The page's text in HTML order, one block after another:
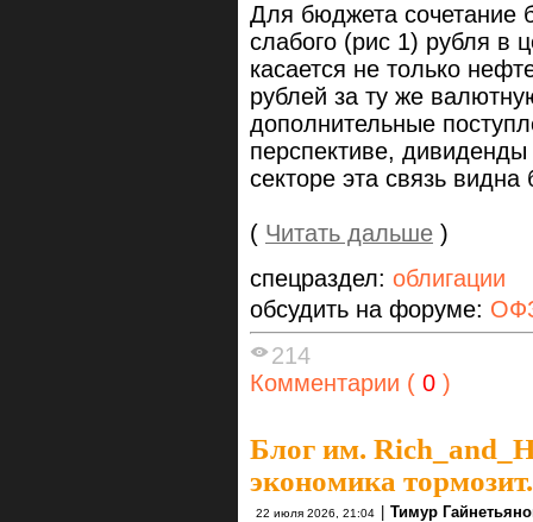
Для бюджета сочетание
слабого (рис 1) рубля
касается не только
рублей за ту же
дополнительные
перспективе,
секторе эта связь
( Читать дальше )
спецраздел: облигации
обсудить на форуме:
214
Комментарии ( 0 )
Блог им.
экономика
22 июля 2026, 21:04 | Тимур